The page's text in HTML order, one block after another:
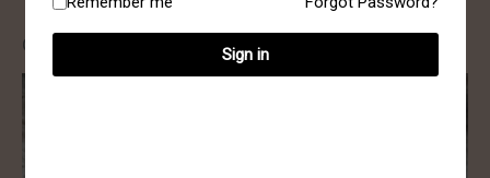
Gerelateerde producten Sign in